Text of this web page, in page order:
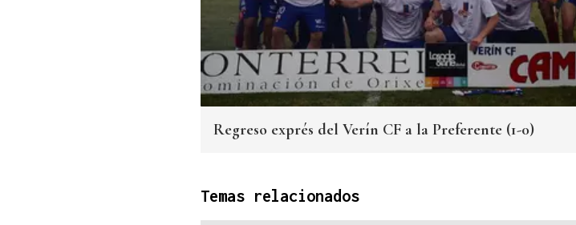
Regreso exprés del Verín CF a la Preferente (1-0)
Temas relacionados